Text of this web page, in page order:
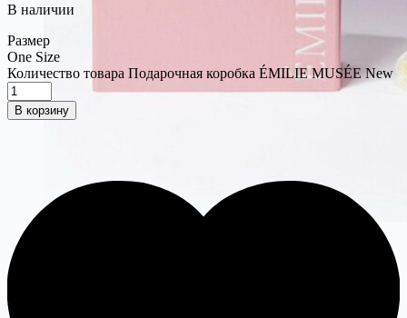
В наличии
Размер
One Size
Количество товара Подарочная коробка ÉMILIE MUSÉE New
В корзину